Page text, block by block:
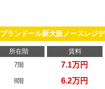
プランドール新大阪ノースレジ
所在階 賃料
7階
7.1万円
8階 6.2万円